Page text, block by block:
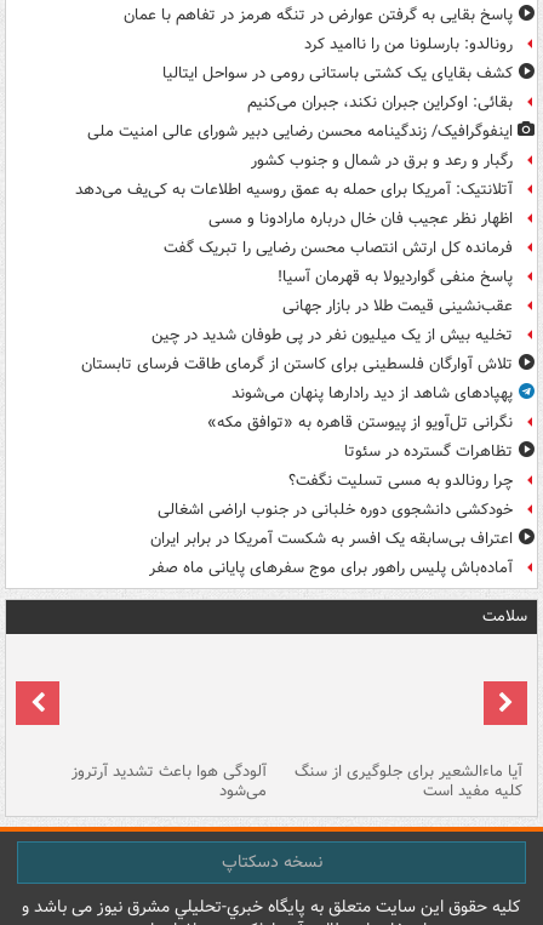
پاسخ بقایی به گرفتن عوارض در تنگه هرمز در تفاهم با عمان
رونالدو: بارسلونا من را ناامید کرد
کشف بقایای یک کشتی باستانی رومی در سواحل ایتالیا
بقائی: اوکراین جبران نکند، جبران می‌کنیم
اینفوگرافیک/ زندگینامه محسن رضایی دبیر شورای عالی امنیت‌ ملی
رگبار و رعد و برق در شمال و جنوب کشور
آتلانتیک: آمریکا برای حمله به عمق روسیه اطلاعات به کی‌یف می‌دهد
اظهار نظر عجیب فان خال درباره مارادونا و مسی
فرمانده کل ارتش انتصاب محسن رضایی را تبریک گفت
پاسخ منفی گواردیولا به قهرمان آسیا!
عقب‌نشینی قیمت طلا در بازار جهانی
تخلیه بیش از یک میلیون نفر در پی طوفان شدید در چین
تلاش آوارگان فلسطینی برای کاستن از گرمای طاقت فرسای تابستان
پهپادهای شاهد از دید رادارها پنهان می‌شوند
نگرانی تل‌آویو از پیوستن قاهره به «توافق مکه»
تظاهرات گسترده در سئوتا
چرا رونالدو به مسی تسلیت نگفت؟
خودکشی دانشجوی دوره خلبانی در جنوب اراضی اشغالی
اعتراف بی‌سابقه یک افسر به شکست آمریکا در برابر ایران
آماده‌باش پلیس راهور برای موج سفرهای پایانی ماه صفر
سلامت
آیا ماءالشعیر برای جلوگیری از سنگ
کلیه مفید است
آلودگی هوا باعث تشدید آرتروز
می‌شود
نسخه دسکتاپ
کليه حقوق اين سايت متعلق به پایگاه خبري-تحليلي مشرق نيوز می باشد و